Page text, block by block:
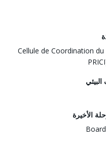
Cellule de Coordination du
الأخيرة